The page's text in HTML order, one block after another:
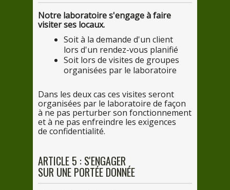
Notre laboratoire s'engageà faire
visiterses locaux.
Soità la demande d'un client
lors d'un rendez-vous planifié
Soit lors de visites de groupes
organisées par le laboratoire
Dans les deux cas ces visites seront
organisées par le laboratoire de façon
à ne pas perturberson fonctionnement
età ne pas enfreindre les exigences
de confidentialité.
ARTICLE 5 : S'ENGAGER
SUR UNE PORTÉE DONNÉE